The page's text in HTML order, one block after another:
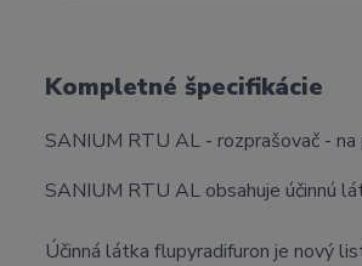
Kompletné špecifikácie
SANIUM RTU AL - rozprašovač - na
SANIUM RTU AL obsahuje účinnú
Účinná látka flupyradifuron je nový